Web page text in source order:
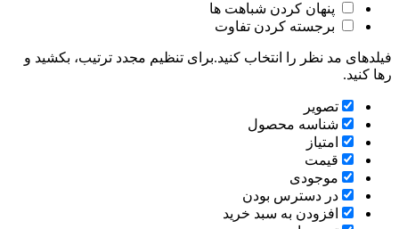
پنهان کردن شباهت ها
برجسته کردن تفاوت
فیلدهای مد نظر را انتخاب کنید.برای تنظیم مجدد ترتیب، بکشید و
رها کنید.
تصویر
شناسه محصول
امتیاز
قیمت
موجودی
در دسترس بودن
افزودن به سبد خرید